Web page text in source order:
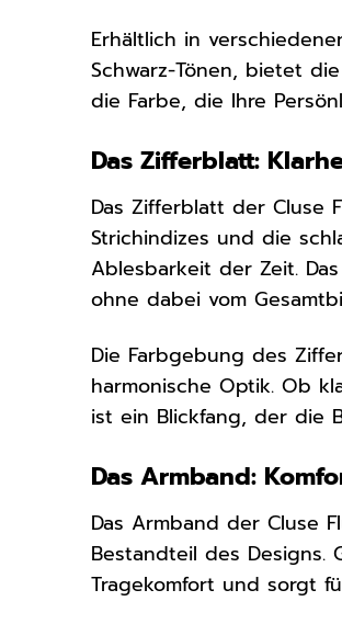
Erhältlich in
Schwarz-Tönen, bietet
die Farbe, die Ihre
Das Zifferblatt:
Das Zifferblatt der Cluse
Strichindizes und die
Ablesbarkeit der Zeit.
ohne dabei vom
Die Farbgebung des
harmonische Optik. Ob
ist ein Blickfang, der die
Das Armband:
Das Armband der Cluse
Bestandteil des Designs.
Tragekomfort und sorgt